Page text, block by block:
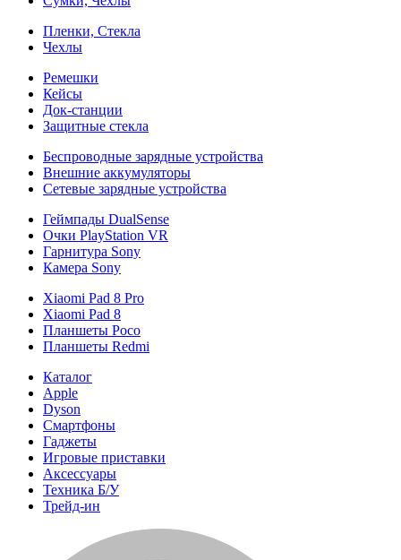
Пленки, Стекла
Чехлы
Ремешки
Кейсы
Док-станции
Защитные стекла
Беспроводные зарядные устройства
Внешние аккумуляторы
Сетевые зарядные устройства
Геймпады DualSense
Очки PlayStation VR
Гарнитура Sony
Камера Sony
Xiaomi Pad 8 Pro
Xiaomi Pad 8
Планшеты Poco
Планшеты Redmi
Каталог
Apple
Dyson
Смартфоны
Гаджеты
Игровые приставки
Аксессуары
Техника Б/У
Трейд-ин